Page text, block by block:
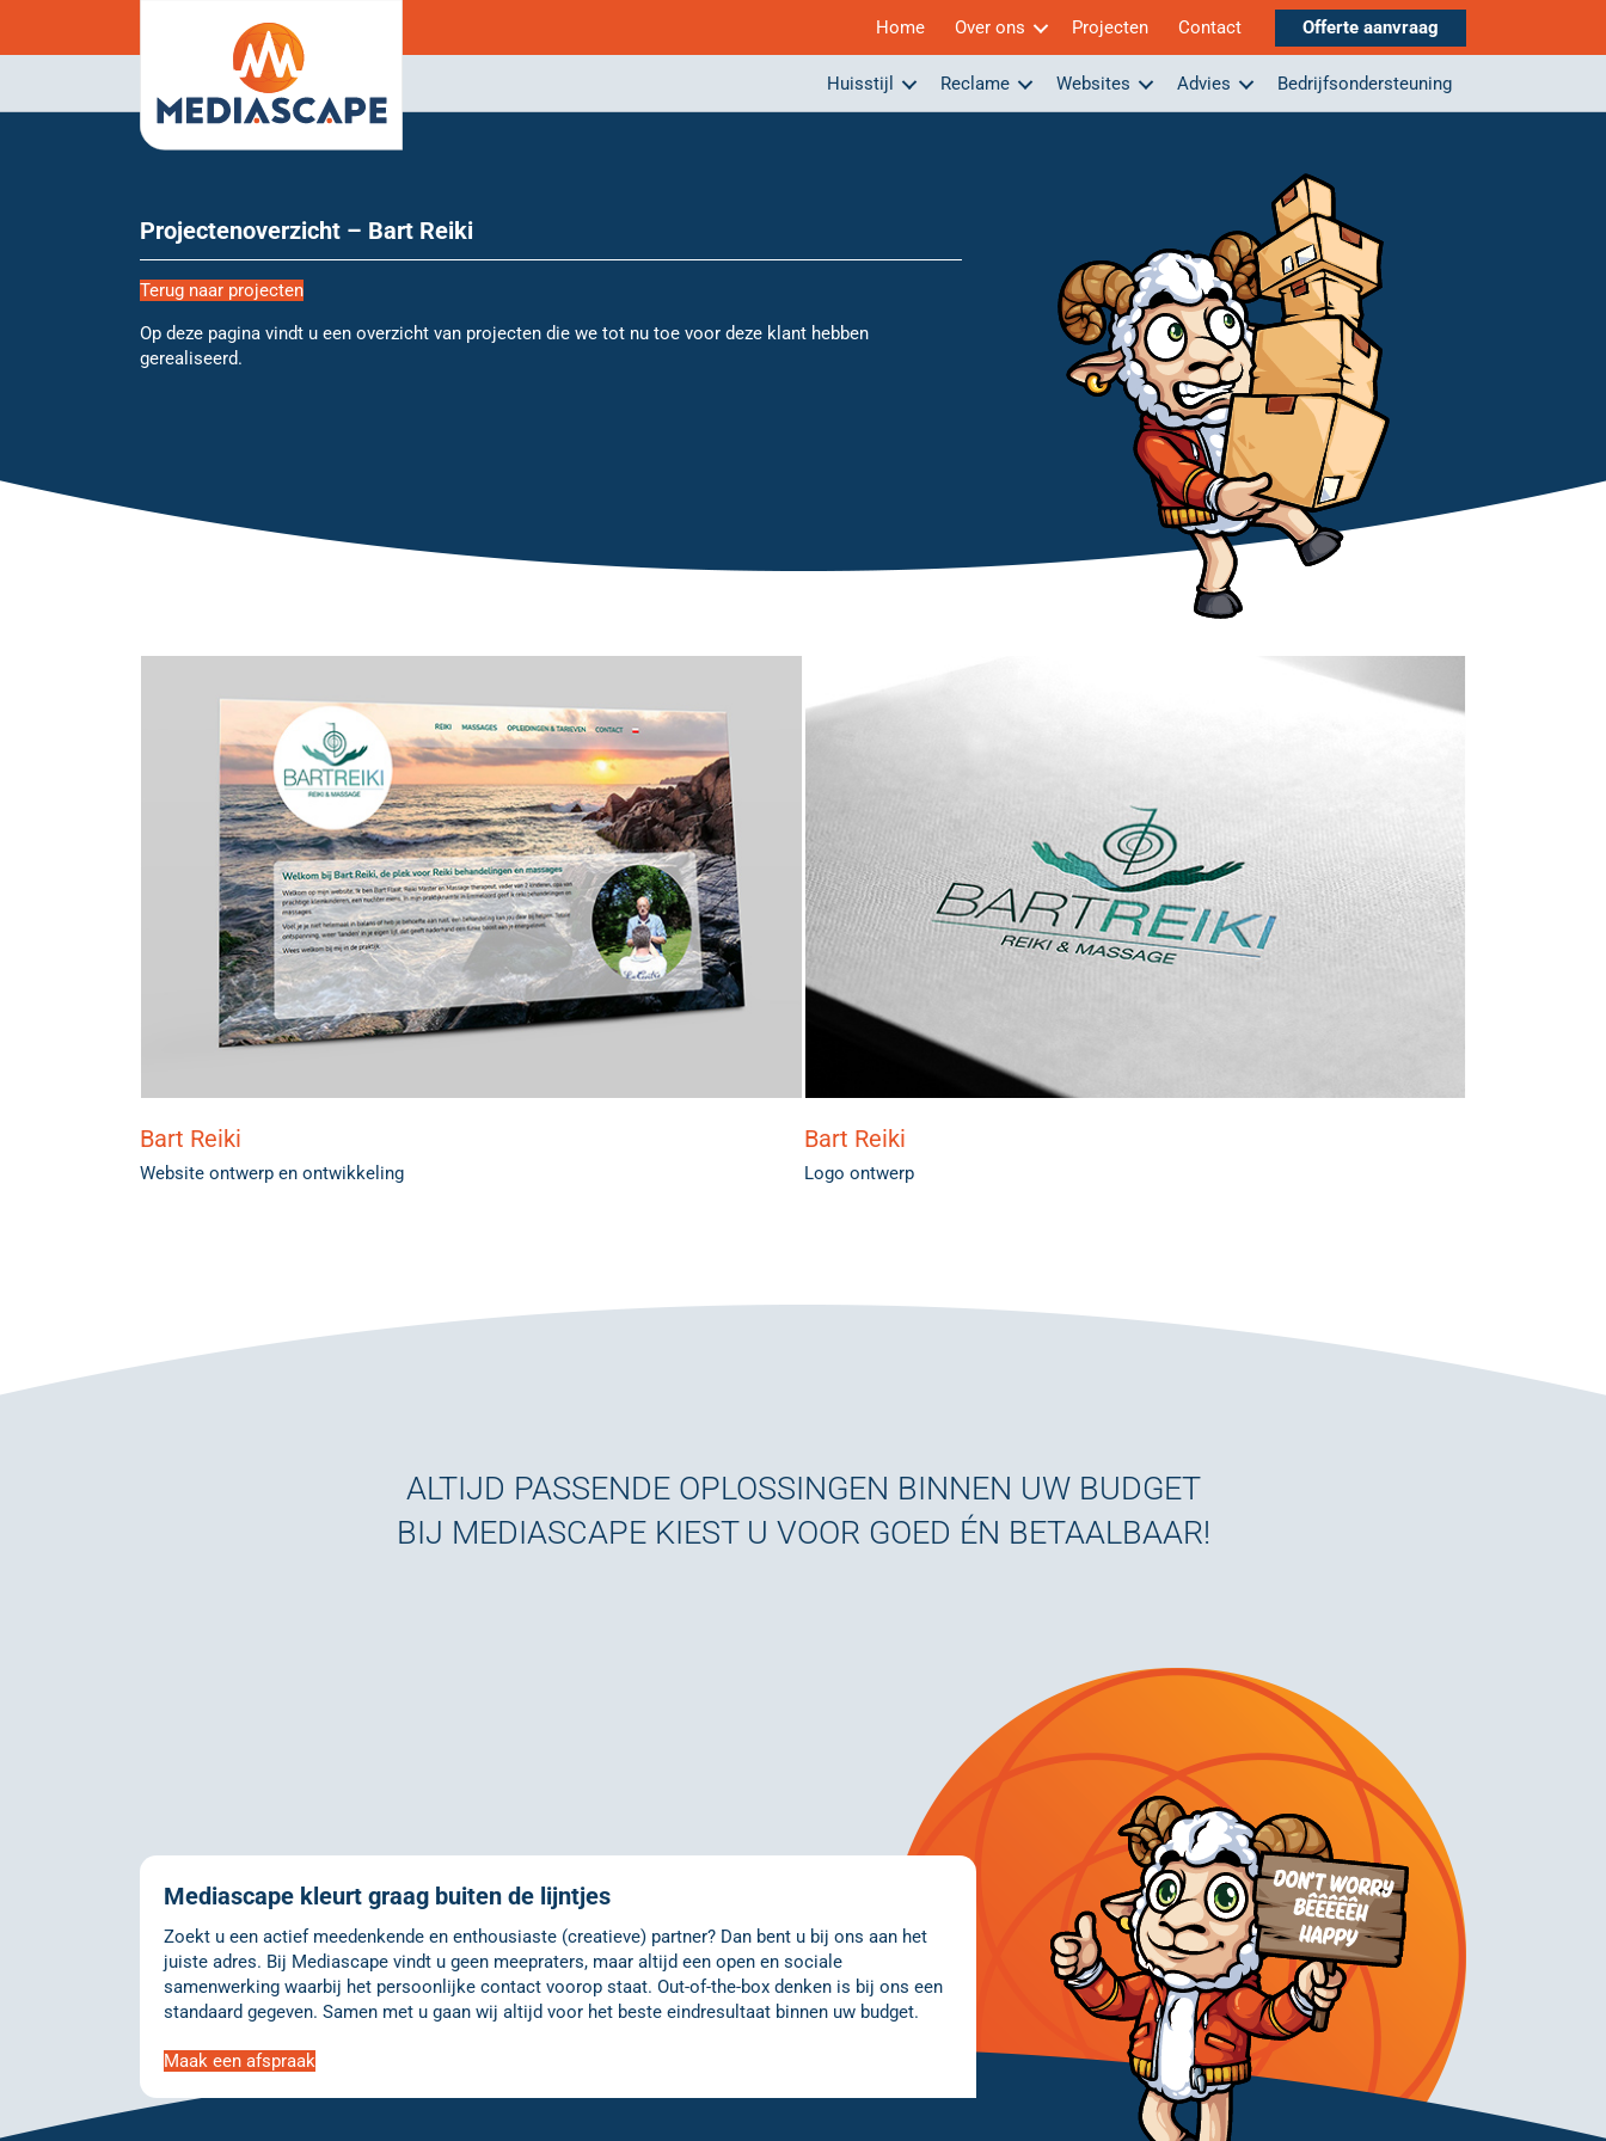
Home Over ons Projecten Contact Offerte aanvraag
Huisstijl Reclame Websites Advies Bedrijfsondersteuning
Projectenoverzicht – Bart Reiki
Terug naar projecten
Op deze pagina vindt u een overzicht van projecten die we tot nu toe voor deze klant hebben
gerealiseerd.
Bart Reiki
Website ontwerp en ontwikkeling
Bart Reiki
Logo ontwerp
ALTIJD PASSENDE OPLOSSINGEN BINNEN UW BUDGET
BIJ MEDIASCAPE KIEST U VOOR GOED ÉN BETAALBAAR!
Mediascape kleurt graag buiten de lijntjes
Zoekt u een actief meedenkende en enthousiaste (creatieve) partner? Dan bent u bij ons aan het
juiste adres. Bij Mediascape vindt u geen meepraters, maar altijd een open en sociale
samenwerking waarbij het persoonlijke contact voorop staat. Out-of-the-box denken is bij ons een
standaard gegeven. Samen met u gaan wij altijd voor het beste eindresultaat binnen uw budget.
Maak een afspraak